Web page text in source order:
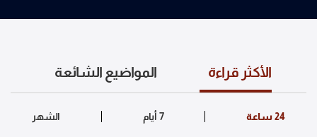
الأكثر قراءة المواضيع الشائعة